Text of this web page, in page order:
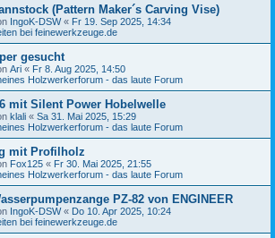
(Pattern Maker´s Carving Vise)
IngoK-DSW« Fr 19. Sep 2025, 14:34
bei feinewerkzeuge.de
gesucht
Ari « Fr 8. Aug 2025, 14:50
Holzwerkerforum - das laute Forum
mit Silent Power Hobelwelle
klali « Sa 31. Mai 2025, 15:29
Holzwerkerforum - das laute Forum
mit Profilholz
Fox125 « Fr 30. Mai 2025, 21:55
Holzwerkerforum - das laute Forum
PZ-82 von ENGINEER
IngoK-DSW« Do 10. Apr 2025, 10:24
bei feinewerkzeuge.de